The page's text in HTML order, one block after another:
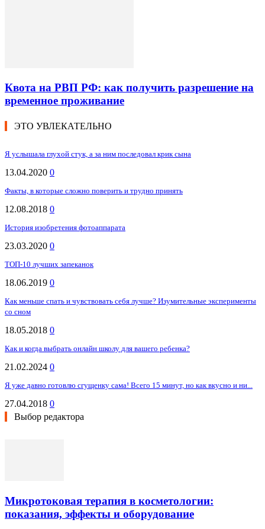
Квота на РВП РФ: как получить разрешение на
временное проживание
ЭТО УВЛЕКАТЕЛЬНО
Я услышала глухой стук, а за ним последовал крик сына
13.04.2020 0
Факты, в которые сложно поверить и трудно принять
12.08.2018 0
История изобретения фотоаппарата
23.03.2020 0
ТОП-10 лучших запеканок
18.06.2019 0
Как меньше спать и чувствовать себя лучше? Изумительные эксперименты
со сном
18.05.2018 0
Как и когда выбрать онлайн школу для вашего ребенка?
21.02.2024 0
Я уже давно готовлю сгущенку сама! Всего 15 минут, но как вкусно и ни...
27.04.2018 0
Выбор редактора
Микротоковая терапия в косметологии:
показания, эффекты и оборудование